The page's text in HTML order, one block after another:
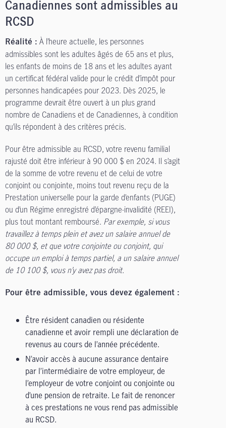
Canadiennes sont admissibles au
RCSD
Réalité : À l’heure actuelle, les personnes
admissibles sont les adultes âgés de 65 ans et plus,
les enfants de moins de 18 ans et les adultes ayant
un certificat fédéral valide pour le crédit d’impôt pour
personnes handicapées pour 2023. Dès 2025, le
programme devrait être ouvert à un plus grand
nombre de Canadiens et de Canadiennes, à condition
qu’ils répondent à des critères précis.
Pour être admissible au RCSD, votre revenu familial
rajusté doit être inférieur à 90 000 $ en 2024. Il s’agit
de la somme de votre revenu et de celui de votre
conjoint ou conjointe, moins tout revenu reçu de la
Prestation universelle pour la garde d’enfants (PUGE)
ou d’un Régime enregistré d’épargne-invalidité (REEI),
plus tout montant remboursé. Par exemple, si vous
travaillez à temps plein et avez un salaire annuel de
80 000 $, et que votre conjointe ou conjoint, qui
occupe un emploi à temps partiel, a un salaire annuel
de 10 100 $, vous n’y avez pas droit.
Pour être admissible, vous devez également :
Être résident canadien ou résidente
canadienne et avoir rempli une déclaration de
revenus au cours de l’année précédente.
N’avoir accès à aucune assurance dentaire
par l’intermédiaire de votre employeur, de
l’employeur de votre conjoint ou conjointe ou
d’une pension de retraite. Le fait de renoncer
à ces prestations ne vous rend pas admissible
au RCSD.